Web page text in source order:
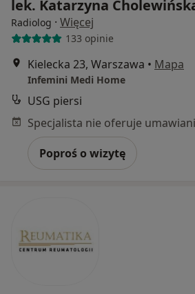
lek. Katarzyna
Radiolog · Więcej
133 opinie
Kielecka 23, Warszawa • Mapa
Infemini Medi Home
USG piersi
Poproś o wizytę